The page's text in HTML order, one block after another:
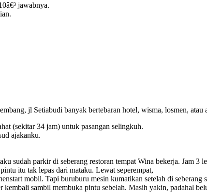
jawabnya.
jl Setiabudi banyak bertebaran hotel, wisma, losmen,
(sekitar 34 jam) untuk pasangan selingkuh.
ajakanku.
sudah parkir di seberang restoran tempat Wina bekerja. Jam
itu tak lepas dari mataku. Lewat seperempat,
mobil. Tapi buruburu mesin kumatikan setelah di
sambil membuka pintu sebelah. Masih yakin, padahal